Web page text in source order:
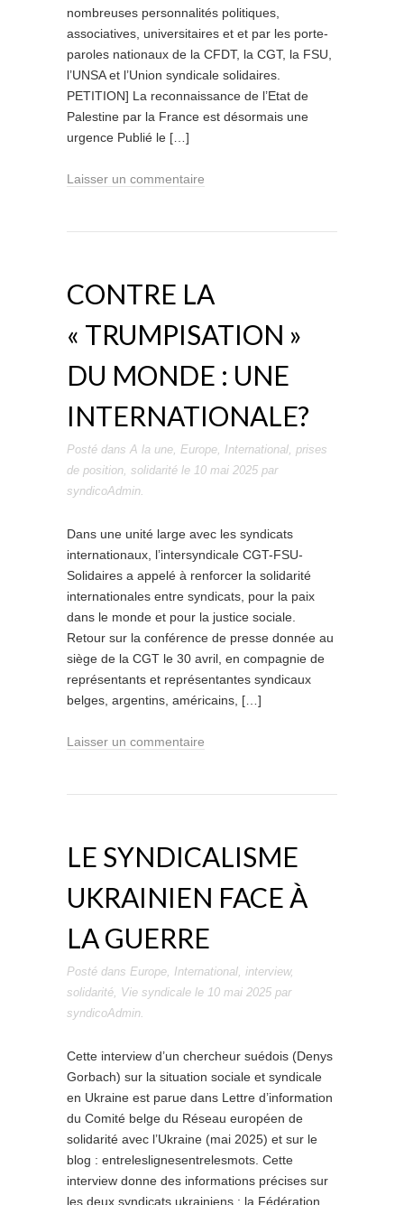
nombreuses personnalités politiques,
associatives, universitaires et et par les porte-
paroles nationaux de la CFDT, la CGT, la FSU,
l’UNSA et l’Union syndicale solidaires.
PETITION] La reconnaissance de l’Etat de
Palestine par la France est désormais une
urgence Publié le […]
Laisser un commentaire
CONTRE LA
« TRUMPISATION »
DU MONDE : UNE
INTERNATIONALE?
Posté dans A la une, Europe, International, prises
de position, solidarité le 10 mai 2025 par
syndicoAdmin.
Dans une unité large avec les syndicats
internationaux, l’intersyndicale CGT-FSU-
Solidaires a appelé à renforcer la solidarité
internationales entre syndicats, pour la paix
dans le monde et pour la justice sociale.
Retour sur la conférence de presse donnée au
siège de la CGT le 30 avril, en compagnie de
représentants et représentantes syndicaux
belges, argentins, américains, […]
Laisser un commentaire
LE SYNDICALISME
UKRAINIEN FACE À
LA GUERRE
Posté dans Europe, International, interview,
solidarité, Vie syndicale le 10 mai 2025 par
syndicoAdmin.
Cette interview d’un chercheur suédois (Denys
Gorbach) sur la situation sociale et syndicale
en Ukraine est parue dans Lettre d’information
du Comité belge du Réseau européen de
solidarité avec l’Ukraine (mai 2025) et sur le
blog : entreleslignesentrelesmots. Cette
interview donne des informations précises sur
les deux syndicats ukrainiens : la Fédération